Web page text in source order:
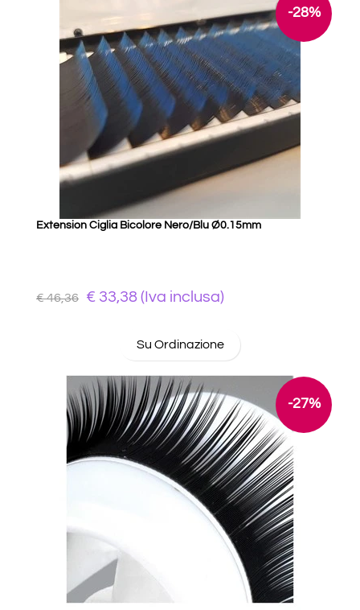
-28%
Extension Ciglia Bicolore Nero/Blu Ø0.15mm
€ 46,36 € 33,38 (Iva inclusa)
Su Ordinazione
-27%